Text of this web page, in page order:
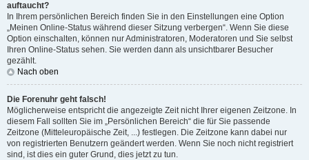
auftaucht?
In Ihrem persönlichen Bereich finden Sie in den Einstellungen eine Option
„Meinen Online-Status während dieser Sitzung verbergen“. Wenn Sie diese
Option einschalten, können nur Administratoren, Moderatoren und Sie selbst
Ihren Online-Status sehen. Sie werden dann als unsichtbarer Besucher
gezählt.
Nach oben
Die Forenuhr geht falsch!
Möglicherweise entspricht die angezeigte Zeit nicht Ihrer eigenen Zeitzone. In
diesem Fall sollten Sie im „Persönlichen Bereich“ die für Sie passende
Zeitzone (Mitteleuropäische Zeit, ...) festlegen. Die Zeitzone kann dabei nur
von registrierten Benutzern geändert werden. Wenn Sie noch nicht registriert
sind, ist dies ein guter Grund, dies jetzt zu tun.